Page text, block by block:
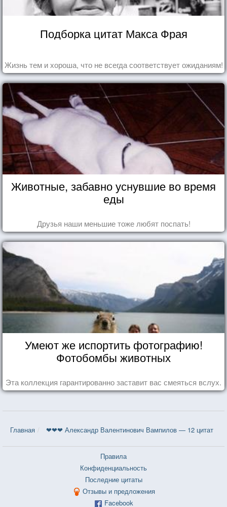
Подборка цитат Макса Фрая
Жизнь тем и хороша, что не всегда соответствует ожиданиям!
Животные, забавно уснувшие во время
еды
Друзья наши меньшие тоже любят поспать!
Умеют же испортить фотографию!
Фотобомбы животных
Эта коллекция гарантированно заставит вас смеяться вслух.
Главная ❤❤❤ Александр Валентинович Вампилов — 12 цитат
Правила
Конфиденциальность
Последние цитаты
Отзывы и предложения
Facebook